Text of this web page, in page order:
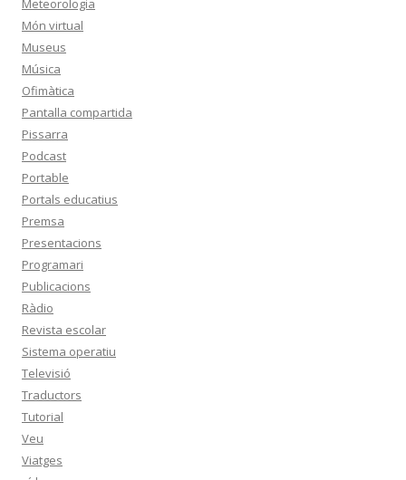
Meteorologia
Món virtual
Museus
Música
Ofimàtica
Pantalla compartida
Pissarra
Podcast
Portable
Portals educatius
Premsa
Presentacions
Programari
Publicacions
Ràdio
Revista escolar
Sistema operatiu
Televisió
Traductors
Tutorial
Veu
Viatges